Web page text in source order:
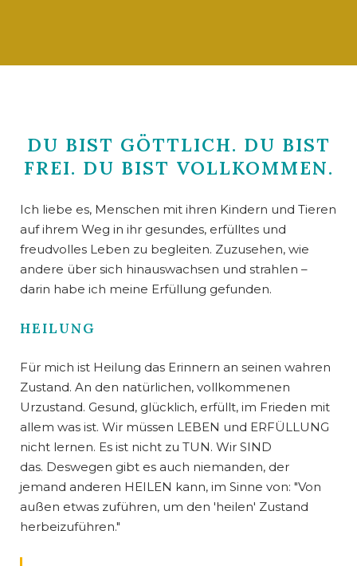
DU BIST GÖTTLICH. DU BIST
FREI. DU BIST VOLLKOMMEN.
Ich liebe es, Menschen mit ihren Kindern und Tieren
auf ihrem Weg in ihr gesundes, erfülltes und
freudvolles Leben zu begleiten. Zuzusehen, wie
andere über sich hinauswachsen und strahlen –
darin habe ich meine Erfüllung gefunden.
HEILUNG
Für mich ist Heilung das Erinnern an seinen wahren
Zustand. An den natürlichen, vollkommenen
Urzustand. Gesund, glücklich, erfüllt, im Frieden mit
allem was ist. Wir müssen LEBEN und ERFÜLLUNG
nicht lernen. Es ist nicht zu TUN. Wir SIND
das. Deswegen gibt es auch niemanden, der
jemand anderen HEILEN kann, im Sinne von: "Von
außen etwas zuführen, um den 'heilen' Zustand
herbeizuführen."